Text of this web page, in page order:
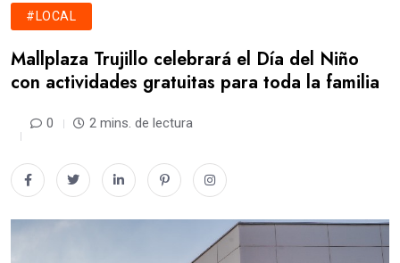
#LOCAL
Mallplaza Trujillo celebrará el Día del Niño
con actividades gratuitas para toda la familia
0 2 mins. de lectura